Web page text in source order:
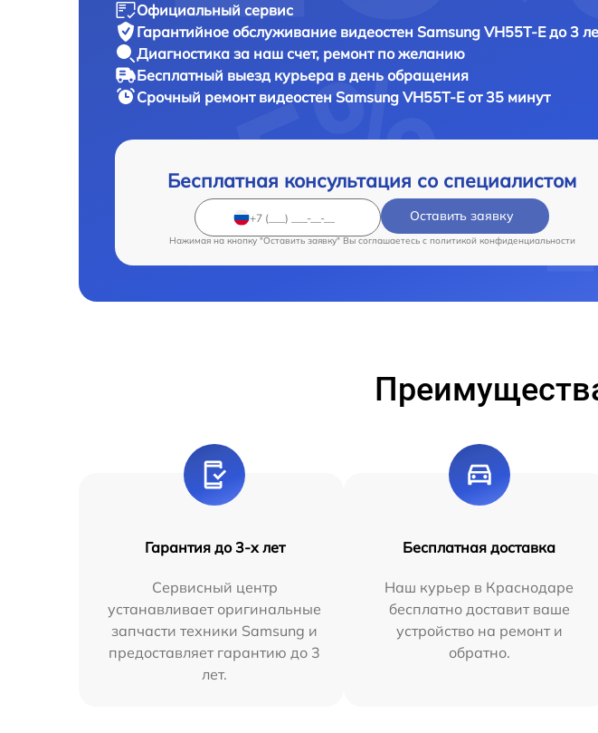
Официальный сервис
Гарантийное обслуживание видеостен Samsung VH55T-E до 3
Диагностика за наш счет, ремонт по желанию
Бесплатный выезд курьера в день обращения
Срочный ремонт видеостен Samsung VH55T-E от 35 минут
Бесплатная консультация со специалистом
Оставить заявку
Нажимая на кнопку "Оставить заявку" Вы соглашаетесь c политикой конфиденциальности
Гарантия до 3-х лет
Сервисный центр
устанавливает оригинальные
запчасти техники Samsung и
предоставляет гарантию до 3
лет.
Бесплатная доставка
Наш курьер в Краснодаре
бесплатно доставит ваше
устройство на ремонт и
обратно.